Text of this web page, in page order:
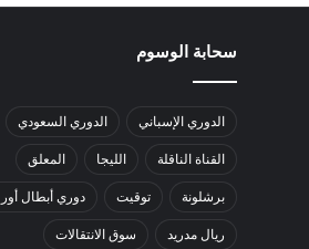
سحابة الوسوم
الدوري الإسباني الدوري السعودي
القناة الناقلة الليجا المعلق
برشلونة توقيت دوري أبطال
ريال مدريد سوق الانتقالات